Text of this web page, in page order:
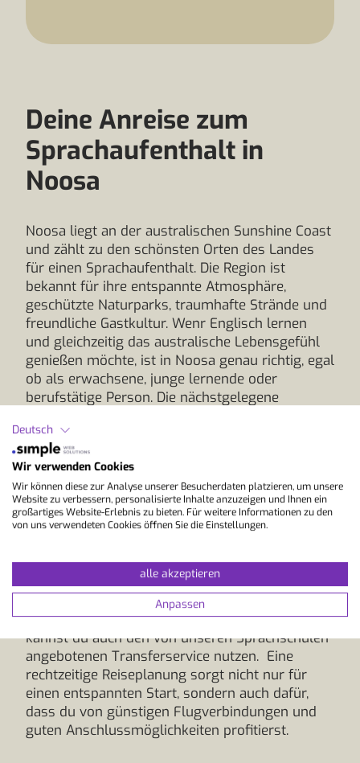
Deine Anreise zum
Sprachaufenthalt in
Noosa
Noosa liegt an der australischen Sunshine Coast
und zählt zu den schönsten Orten des Landes
für einen Sprachaufenthalt. Die Region ist
bekannt für ihre entspannte Atmosphäre,
geschützte Naturparks, traumhafte Strände und
freundliche Gastkultur. Wenr Englisch lernen
und gleichzeitig das australische Lebensgefühl
genießen möchte, ist in Noosa genau richtig, egal
ob als erwachsene, junge lernende oder
berufstätige Person. Die nächstgelegene
Airport, der regelmäßig aus großen
australischen Städten wie Sydney oder
Melbourne angeflogen wird. Vom Flughafen
erreichst du Noosa in etwa 30 bis 40 Minuten
mit dem Bus, Taxi oder einem privaten
Transfer. Wer international anreist, fliegt in der
gelangst du in rund zwei Stunden nach Noosa,
entweder mit dem Mietwagen oder mit Shuttle-
und Busverbindungen, die mehrmals täglich
fahren. Wenn du es noch entspannter möchtest,
kannst du auch den von unseren Sprachschulen
angebotenen Transferservice nutzen. Eine
rechtzeitige Reiseplanung sorgt nicht nur für
einen entspannten Start, sondern auch dafür,
dass du von günstigen Flugverbindungen und
guten Anschlussmöglichkeiten profitierst.
Deutsch
Wir verwenden Cookies
Wir können diese zur Analyse unserer Besucherdaten platzieren, um unsere
Website zu verbessern, personalisierte Inhalte anzuzeigen und Ihnen ein
großartiges Website-Erlebnis zu bieten. Für weitere Informationen zu den
von uns verwendeten Cookies öffnen Sie die Einstellungen.
alle akzeptieren
Anpassen